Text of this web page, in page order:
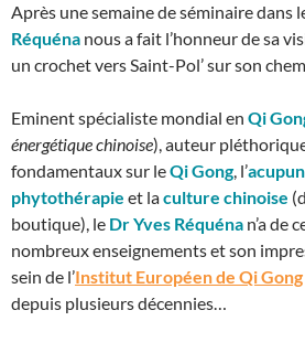
Après une semaine de séminaire dans
Réquéna nous a fait l’honneur de sa
un crochet vers Saint-Pol’ sur son
Eminent spécialiste mondial en Qi
énergétique chinoise), auteur
fondamentaux sur leQi Gong, l’
phytothérapie et laculture chinoise
boutique), le Dr Yves Réquéna n’a de
nombreux enseignements et son
sein de l’Institut Européen de Qi Gong
depuis plusieurs décennies…